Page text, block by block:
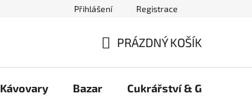
Přihlášení Registrace
KOŠÍK
PRÁZDNÝ KOŠÍK
Kávovary Bazar Cukrářství & Gelato